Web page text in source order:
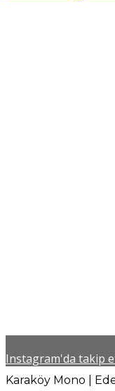
Instagram'da takip
Karaköy Mono |